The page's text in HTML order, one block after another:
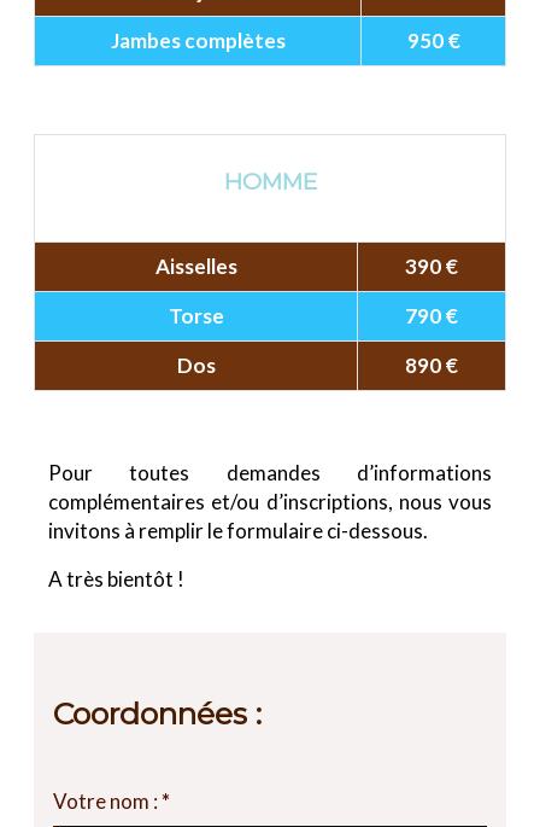
Jambes complètes
950 €
HOMME
Aisselles
390 €
Torse
790 €
Dos
890 €
Pour toutes demandes d’informations
complémentaires et/ou d’inscriptions, nous vous
invitons à remplir le formulaire ci-dessous.
A très bientôt !
Coordonnées :
Votre nom : *